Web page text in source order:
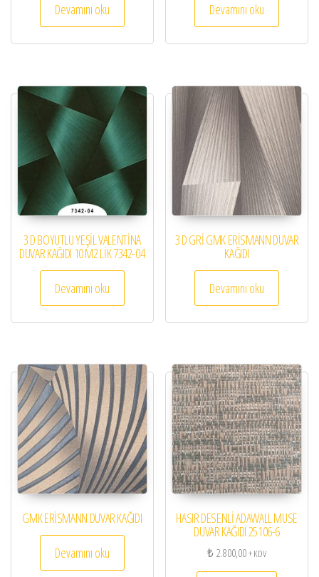
Devamını oku Devamını oku
3 D BOYUTLU YEŞİL VALENTİNA
DUVAR KAĞIDI 10 M2 LİK 7342-04
Devamını oku
3 D GRİ GMK ERİSMANN DUVAR
KAĞIDI
Devamını oku
GMK ERİSMANN DUVAR KAĞIDI
Devamını oku
HASIR DESENLİ ADAWALL MUSE
DUVAR KAĞIDI 25106-6
₺2.800,00+ KDV